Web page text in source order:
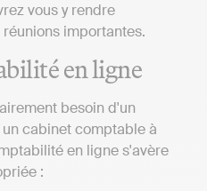
vous y rendre
importantes.
en ligne
besoin d'un
cabinet comptable à
en ligne s'avère
: